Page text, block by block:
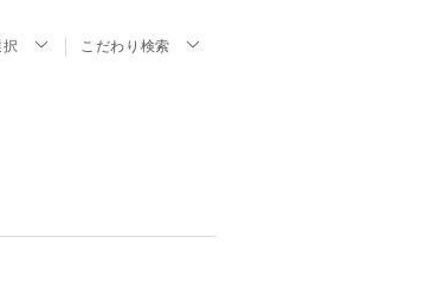
こだわり検索